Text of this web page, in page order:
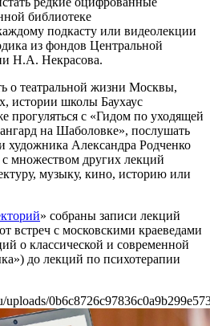
библиотеке
подкасту или видеолекции
из фондов Центральной
Н.А. Некрасова.
о театральной жизни Москвы,
истории школы Баухаус
прогуляться с «Гидом по уходящей
на Шаболовке», послушать
художника Александра Родченко
множеством других лекций
музыку, кино, историю или
» собраны записи лекций
встреч с московскими краеведами
о классической и современной
до лекций по психотерапии
uploads/